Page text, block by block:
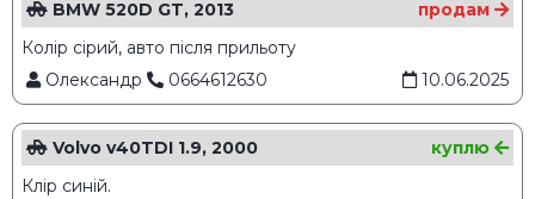
BMW 520D GT, 2013
продам
Колір сірий, авто після прильоту
Олександр
0664612630 10.06.2025
Volvo v40TDI 1.9, 2000
куплю
Клір синій.